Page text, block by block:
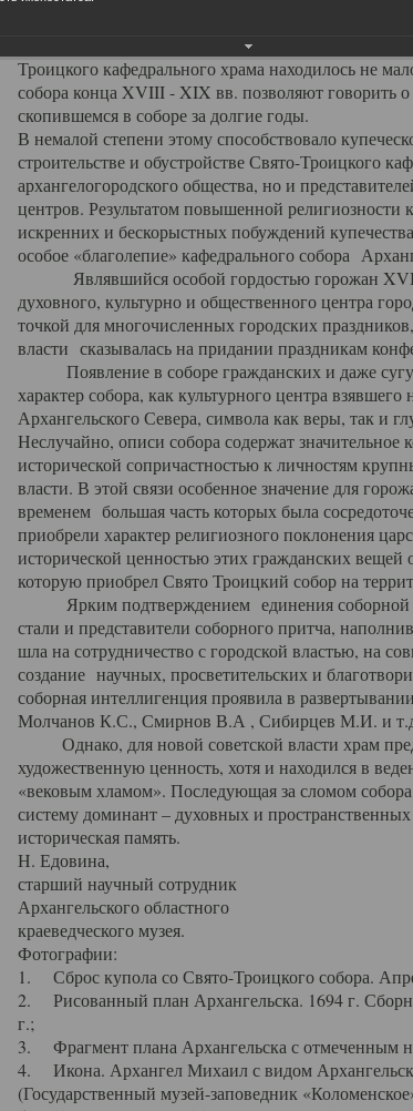
неповторимый красочный ансамбль
поражающий воображение своих посетителей. В
Троицкого кафедрального храма находилось не
собора конца XVIII - XIX вв. позволяют говорить
скопившемся в соборе за долгие годы.
В немалой степени этому способствовало
строительстве и обустройстве Свято-Троицкого
архангелогородского общества, но и
центров. Результатом повышенной
искренних и бескорыстных побуждений
особое «благолепие» кафедрального собора
Являвшийся особой гордостью горожан
духовного, культурно и общественного центра
точкой для многочисленных городских
власти сказывалась на придании праздникам
Появление в соборе гражданских и даже
характер собора, как культурного центра
Архангельского Севера, символа как веры, так и
Неслучайно, описи собора содержат значительное
исторической сопричастностью к личностям
власти. В этой связи особенное значение для
временем большая часть которых была
приобрели характер религиозного поклонения
исторической ценностью этих гражданских
которую приобрел Свято Троицкий собор на
Ярким подтверждением единения соборной
стали и представители соборного притча,
шла на сотрудничество с городской властью, на
создание научных, просветительских и
соборная интеллигенция проявила в
Молчанов К.С., Смирнов В.А , Сибирцев М.И. и
Однако, для новой советской власти храм
художественную ценность, хотя и находился в
«вековым хламом». Последующая за сломом
систему доминант – духовных и
историческая память.
Н. Едовина,
старший научный сотрудник
Архангельского областного
краеведческого музея.
Фотографии:
1. Сброс купола со Свято-Троицкого собора.
2. Рисованный план Архангельска. 1694 г.
г.;
3. Фрагмент плана Архангельска с отмеченным
4. Икона. Архангел Михаил с видом
(Государственный музей-заповедник